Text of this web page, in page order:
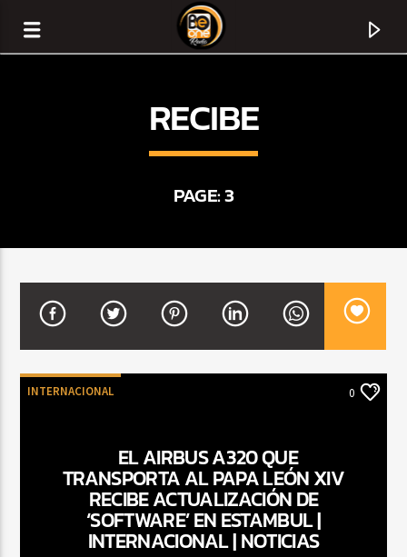
TITLE
ARTIST
CURRENT SHOW
FIESTA DJ MIX
9:00 PM 12:00 AM
RECIBE
PAGE: 3
INTERNACIONAL 0
EL AIRBUS A320 QUE
TRANSPORTA AL PAPA LEÓN XIV
RECIBE ACTUALIZACIÓN DE
‘SOFTWARE’ EN ESTAMBUL |
INTERNACIONAL | NOTICIAS